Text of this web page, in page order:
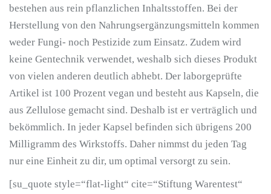
bestehen aus rein pflanzlichen Inhaltsstoffen. Bei der
Herstellung von den Nahrungsergänzungsmitteln kommen
weder Fungi- noch Pestizide zum Einsatz. Zudem wird
keine Gentechnik verwendet, weshalb sich dieses Produkt
von vielen anderen deutlich abhebt. Der laborgeprüfte
Artikel ist 100 Prozent vegan und besteht aus Kapseln, die
aus Zellulose gemacht sind. Deshalb ist er verträglich und
bekömmlich. In jeder Kapsel befinden sich übrigens 200
Milligramm des Wirkstoffs. Daher nimmst du jeden Tag
nur eine Einheit zu dir, um optimal versorgt zu sein.
[su_quote style=“flat-light“ cite=“Stiftung Warentest“